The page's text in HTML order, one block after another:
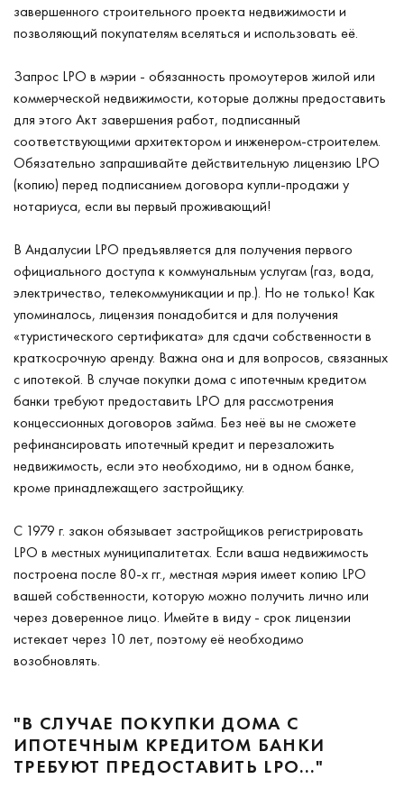
завершенного строительного проекта недвижимости и
позволяющий покупателям вселяться и использовать её.
Запрос LPO в мэрии - обязанность промоутеров жилой или
коммерческой недвижимости, которые должны предоставить
для этого Акт завершения работ, подписанный
соответствующими архитектором и инженером-строителем.
Обязательно запрашивайте действительную лицензию LPO
(копию) перед подписанием договора купли-продажи у
нотариуса, если вы первый проживающий!
В Андалусии LPO предъявляется для получения первого
официального доступа к коммунальным услугам (газ, вода,
электричество, телекоммуникации и пр.). Но не только! Как
упоминалось, лицензия понадобится и для получения
«туристического сертификата» для сдачи собственности в
краткосрочную аренду. Важна она и для вопросов, связанных
с ипотекой. В случае покупки дома с ипотечным кредитом
банки требуют предоставить LPO для рассмотрения
концессионных договоров займа. Без неё вы не сможете
рефинансировать ипотечный кредит и перезаложить
недвижимость, если это необходимо, ни в одном банке,
кроме принадлежащего застройщику.
С 1979 г. закон обязывает застройщиков регистрировать
LPO в местных муниципалитетах. Если ваша недвижимость
построена после 80-х гг., местная мэрия имеет копию LPO
вашей собственности, которую можно получить лично или
через доверенное лицо. Имейте в виду - срок лицензии
истекает через 10 лет, поэтому её необходимо
возобновлять.
"В СЛУЧАЕ ПОКУПКИ ДОМА С
ИПОТЕЧНЫМ КРЕДИТОМ БАНКИ
ТРЕБУЮТ ПРЕДОСТАВИТЬ LPO…"